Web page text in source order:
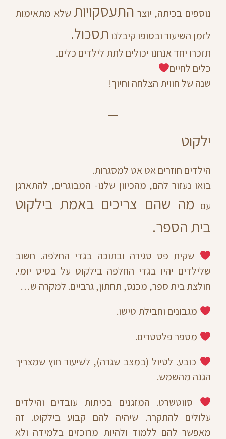
נוספים בכיתה, יוצר התעסקויות שלא מתאימות
לזמן השיעור ובסופו קיבלנו תסכול.
תזכרו יחד אנחנו יכולים לתת לילדים כלים.
כלים לחיים
שנה של חווית הצלחה וחיוך!
ילקוט
הילדים חוזרים אט אט למסגרות.
בואו נעזור להם, מהכיוון שלנו- המבוגרים, להתארגן
עם מה שהם צריכים באמת בילקוט
בית הספר.
שקית פס סגירה ובתוכה בגדי החלפה. חשוב
שלילדים יהיו בגדי החלפה בילקוט על בסיס יומי.
חולצת בית ספר, מכנס, תחתון, גרביים. למקרה ש…
מגבונים וחבילת טישו.
מספר פלסטרים.
כובע. לטיול (במצב שגרה), לשיעור חוץ שמצריך
הגנה מהשמש.
סווטשרט. המזגנים בכיתות עובדים והילדים
עלולים להתקרר. שיהיה להם קבוע בילקוט. זה
מאפשר להם ללמוד ולהיות מרוכזים בלמידה ולא